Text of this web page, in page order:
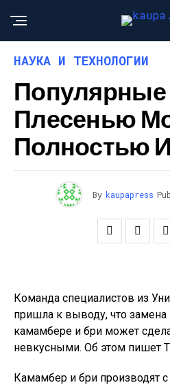
НАУКА И ТЕХНОЛОГИИ
Плесенью
Полностью
By kaupapress
Команда специалистов из
пришла к выводу, что
камамбере и бри может
невкусными. Об этом пишет
Камамбер и бри